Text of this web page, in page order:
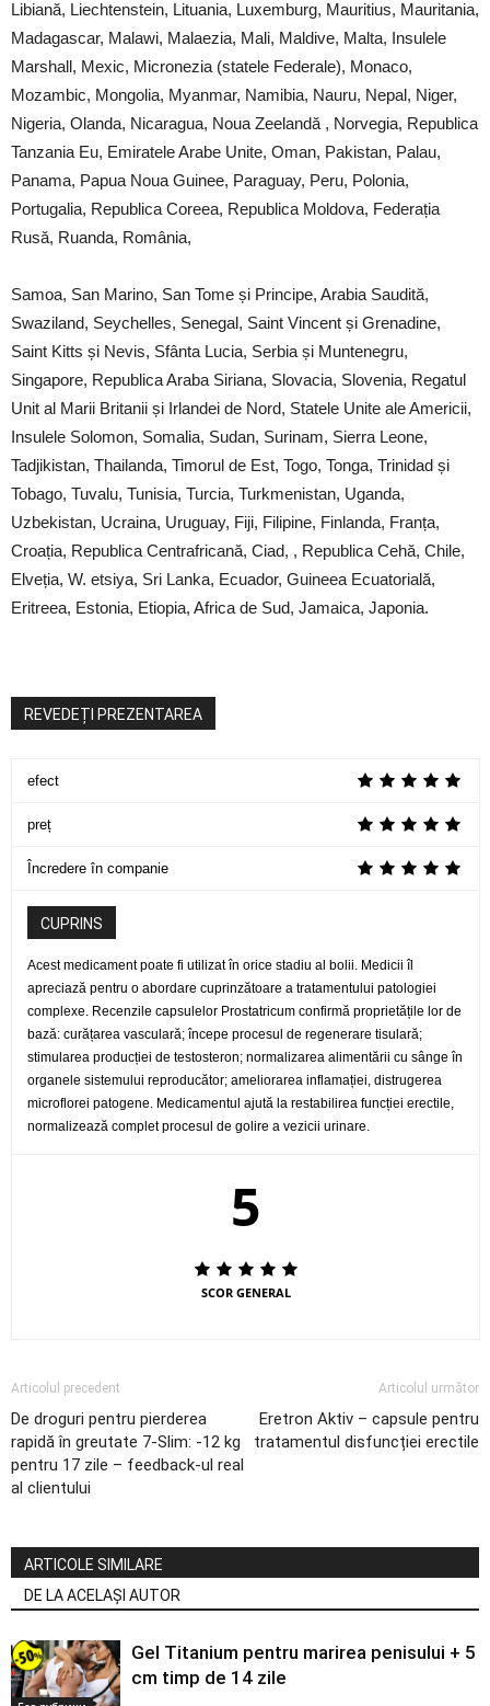
Libiană, Liechtenstein, Lituania, Luxemburg, Mauritius, Mauritania,
Madagascar, Malawi, Malaezia, Mali, Maldive, Malta, Insulele
Marshall, Mexic, Micronezia (statele Federale), Monaco,
Mozambic, Mongolia, Myanmar, Namibia, Nauru, Nepal, Niger,
Nigeria, Olanda, Nicaragua, Noua Zeelandă , Norvegia, Republica
Tanzania Eu, Emiratele Arabe Unite, Oman, Pakistan, Palau,
Panama, Papua Noua Guinee, Paraguay, Peru, Polonia,
Portugalia, Republica Coreea, Republica Moldova, Federația
Rusă, Ruanda, România,
Samoa, San Marino, San Tome și Principe, Arabia Saudită,
Swaziland, Seychelles, Senegal, Saint Vincent și Grenadine,
Saint Kitts și Nevis, Sfânta Lucia, Serbia și Muntenegru,
Singapore, Republica Araba Siriana, Slovacia, Slovenia, Regatul
Unit al Marii Britanii și Irlandei de Nord, Statele Unite ale Americii,
Insulele Solomon, Somalia, Sudan, Surinam, Sierra Leone,
Tadjikistan, Thailanda, Timorul de Est, Togo, Tonga, Trinidad și
Tobago, Tuvalu, Tunisia, Turcia, Turkmenistan, Uganda,
Uzbekistan, Ucraina, Uruguay, Fiji, Filipine, Finlanda, Franța,
Croația, Republica Centrafricană, Ciad, , Republica Cehă, Chile,
Elveția, W. etsiya, Sri Lanka, Ecuador, Guineea Ecuatorială,
Eritreea, Estonia, Etiopia, Africa de Sud, Jamaica, Japonia.
REVEDEȚI PREZENTAREA
efect
preț
Încredere în companie
CUPRINS
Acest medicament poate fi utilizat în orice stadiu al bolii. Medicii îl
apreciază pentru o abordare cuprinzătoare a tratamentului patologiei
complexe. Recenzile capsulelor Prostatricum confirmă proprietățile lor de
bază: curățarea vasculară; începe procesul de regenerare tisulară;
stimularea producției de testosteron; normalizarea alimentării cu sânge în
organele sistemului reproducător; ameliorarea inflamației, distrugerea
microflorei patogene. Medicamentul ajută la restabilirea funcției erectile,
normalizează complet procesul de golire a vezicii urinare.
5
SCOR GENERAL
Articolul precedent
De droguri pentru pierderea
rapidă în greutate 7-Slim: -12 kg
pentru 17 zile – feedback-ul real
al clientului
Articolul următor
Eretron Aktiv – capsule pentru
tratamentul disfuncției erectile
ARTICOLE SIMILARE
DE LA ACELAȘI AUTOR
Gel Titanium pentru marirea penisului + 5
cm timp de 14 zile